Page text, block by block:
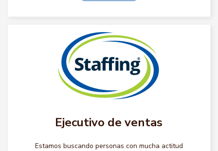
Ejecutivo de ventas
Estamos buscando personas con mucha actitud